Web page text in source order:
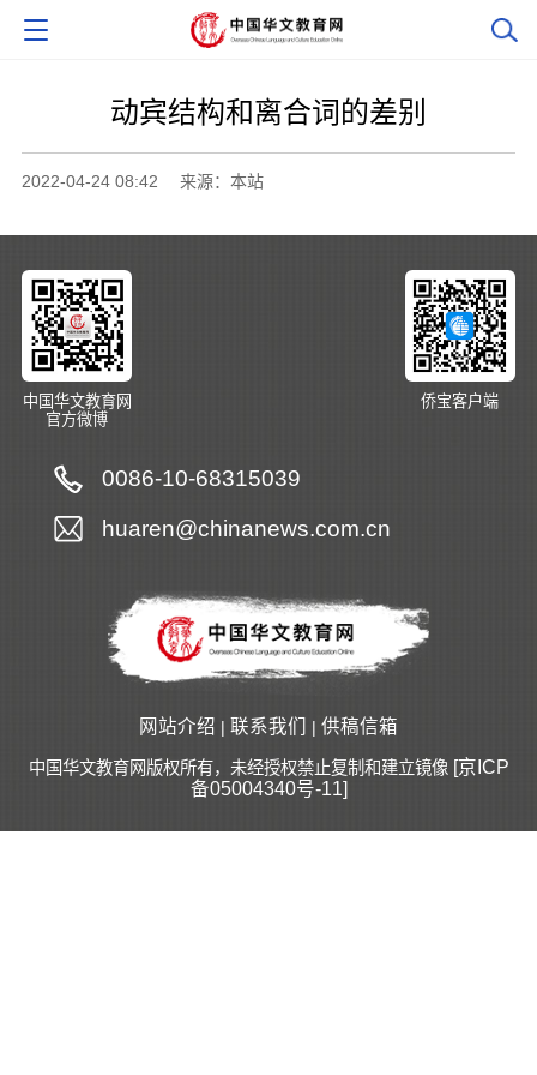
动宾结构和离合词的差别
2022-04-24 08:42 来源：本站
中国华文教育网
官方微博
侨宝客户端
0086-10-68315039
huaren@chinanews.com.cn
网站介绍 | 联系我们 | 供稿信箱
中国华文教育网版权所有，未经授权禁止复制和建立镜像 [京ICP
备05004340号-11]